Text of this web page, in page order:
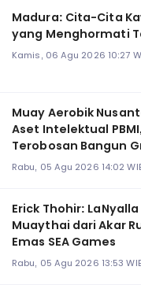
Madura: Cita-Cita
yang Menghormati
Kamis, 06 Agu 2026 10:27
Muay Aerobik
Aset Intelektual
Terobosan Bangun
Rabu, 05 Agu 2026 14:02
Erick Thohir:
Muaythai dari Akar
Emas SEA Games
Rabu, 05 Agu 2026 13:53